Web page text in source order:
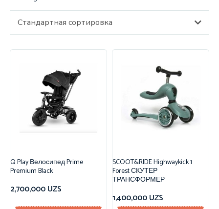
Стандартная сортировка
Q Play Велосипед Prime
Premium Black
2,700,000UZS
SCOOT&RIDE Highwaykick 1
Forest СКУТЕР
ТРАНСФОРМЕР
1,400,000UZS